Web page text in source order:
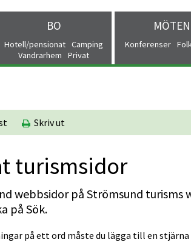
BO
Hotell/pensionat Camping
Vandrarhem
Privat
MÖTEN
Konferenser
Skriv ut
turismsidor
webbsidor på Strömsund turisms
på Sök.
på ett ord måste du lägga till en